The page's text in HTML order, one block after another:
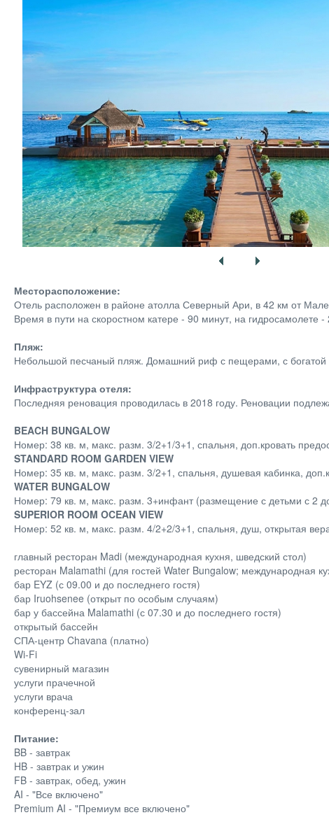
Месторасположение:
Отель расположен в районе атолла Северный Ари, в 42 км от
Время в пути на скоростном катере - 90 минут, на
Пляж:
Небольшой песчаный пляж. Домашний риф с пещерами, с
Инфраструктура отеля:
Последняя реновация проводилась в 2018 году. Реновации
BEACH BUNGALOW
Номер: 38 кв. м, макс. разм. 3/2+1/3+1, спальня, доп.кровать
STANDARD ROOM GARDEN VIEW
Номер: 35 кв. м, макс. разм. 3/2+1, спальня, душевая кабинка,
WATER BUNGALOW
Номер: 79 кв. м, макс. разм. 3+инфант (размещение с детьми с 2
SUPERIOR ROOM OCEAN VIEW
Номер: 52 кв. м, макс. разм. 4/2+2/3+1, спальня, душ, открытая
главный ресторан Madi (международная кухня, шведский стол)
ресторан Malamathi (для гостей Water Bungalow; международная
бар EYZ (с 09.00 и до последнего гостя)
бар Iruohsenee (открыт по особым случаям)
бар у бассейна Malamathi (с 07.30 и до последнего гостя)
открытый бассейн
СПА-центр Chavana (платно)
Wi-Fi
сувенирный магазин
услуги прачечной
услуги врача
конференц-зал
Питание:
BB - завтрак
HB - завтрак и ужин
FB - завтрак, обед, ужин
AI - "Все включено"
Premium AI - "Премиум все включено"